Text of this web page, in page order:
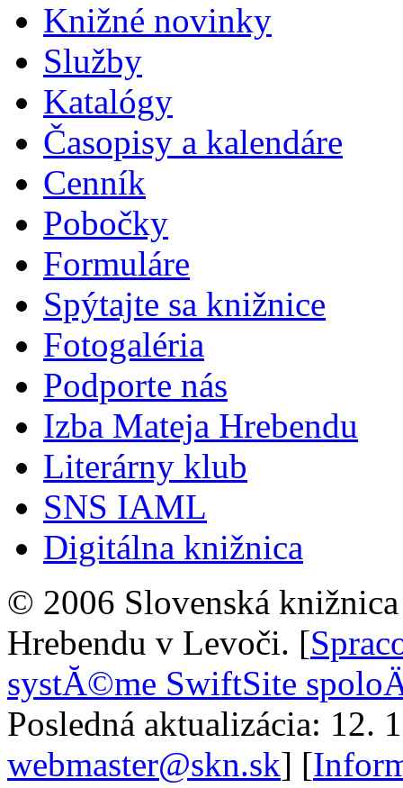
Knižné novinky
Služby
Katalógy
Časopisy a kalendáre
Cenník
Pobočky
Formuláre
Spýtajte sa knižnice
Fotogaléria
Podporte nás
Izba Mateja Hrebendu
Literárny klub
SNS IAML
Digitálna knižnica
© 2006 Slovenská
Hrebendu v Levoči. [
systĂ©me SwiftSite
Posledná aktualizácia: 12.
webmaster@skn.sk] [